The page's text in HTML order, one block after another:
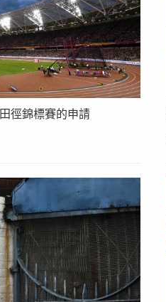
徑錦標賽的申請